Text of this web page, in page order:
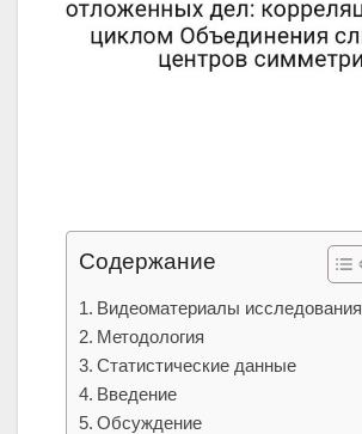
Содержание
Видеоматериалы исследования
Методология
Статистические данные
Введение
Обсуждение